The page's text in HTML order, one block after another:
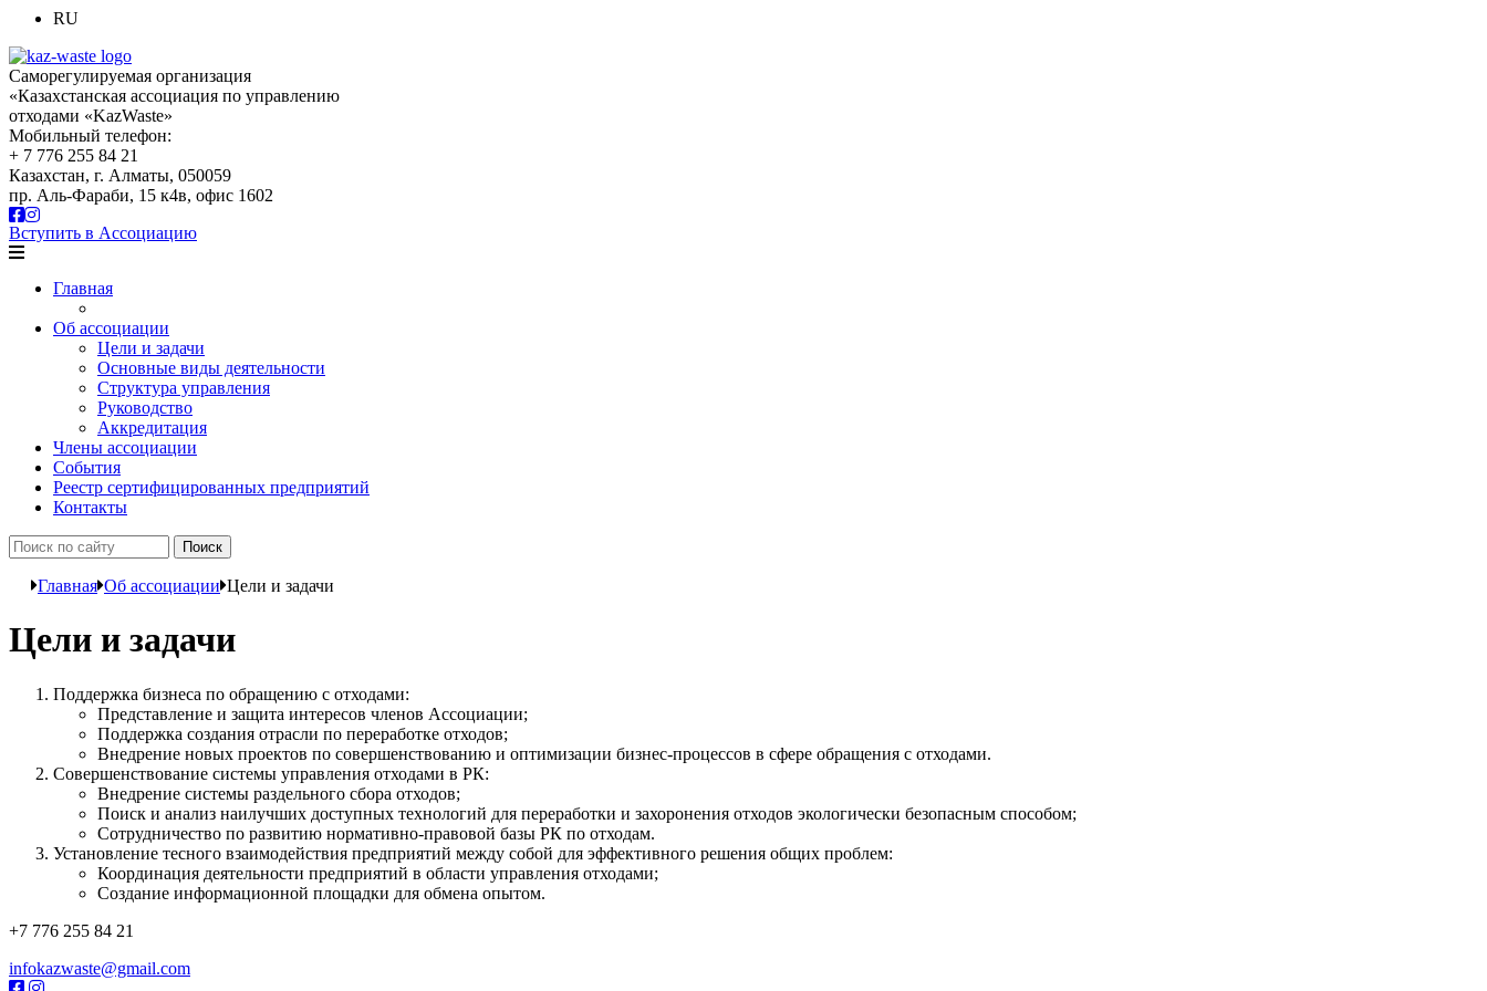
RU
Саморегулируемая организация
«Казахстанская ассоциация по управлению
отходами «KazWaste»
Мобильный телефон:
+ 7 776 255 84 21
Казахстан, г. Алматы, 050059
пр. Аль-Фараби, 15 к4в, офис 1602
Вступить в Ассоциацию
Главная
Об ассоциации
Цели и задачи
Основные виды деятельности
Структура управления
Руководство
Аккредитация
Члены ассоциации
События
Реестр сертифицированных предприятий
Контакты
Главная Об ассоциации Цели и задачи
Цели и задачи
Поддержка бизнеса по обращению с отходами:
Представление и защита интересов членов Ассоциации;
Поддержка создания отрасли по переработке отходов;
Внедрение новых проектов по совершенствованию и оптимизации бизнес-процессов в сфере обращения с отходами.
Совершенствование системы управления отходами в РК:
Внедрение системы раздельного сбора отходов;
Поиск и анализ наилучших доступных технологий для переработки и захоронения отходов экологически безопасным способом;
Сотрудничество по развитию нормативно-правовой базы РК по отходам.
Установление тесного взаимодействия предприятий между собой для эффективного решения общих проблем:
Координация деятельности предприятий в области управления отходами;
Создание информационной площадки для обмена опытом.
+7 776 255 84 21
infokazwaste@gmail.com